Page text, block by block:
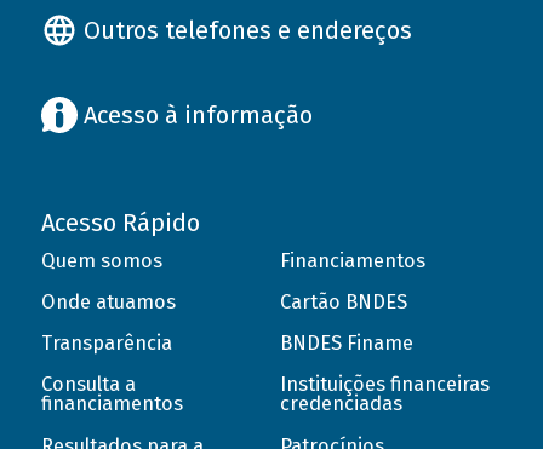
Outros telefones e endereços
Acesso à informação
Acesso Rápido
Quem somos
Onde atuamos
Transparência
Consulta a
financiamentos
Financiamentos
Cartão BNDES
BNDES Finame
Instituições financeiras
credenciadas